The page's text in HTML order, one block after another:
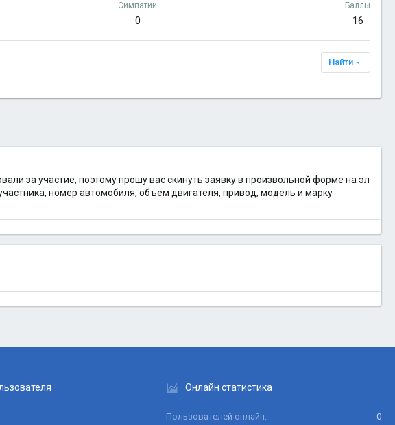
Симпатии
0
Баллы
16
Найти
за участие, поэтому прошу вас скинуть заявку в произвольной форме на эл
номер автомобиля, объем двигателя, привод, модель и марку
Онлайн статистика
Пользователей онлайн 0